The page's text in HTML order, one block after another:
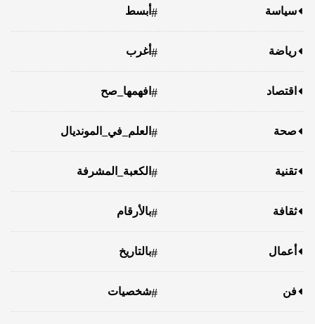
سياسة
رياضة
اقتصاد
صحة
تقنية
ثقافة
أعمال
فن
# أبسط
#أغرب
# افهمها_صح
# العلم_في_المونديال
# الكعبة_المشرفة
#بالأرقام
#بالتاريخ
#شخصيات